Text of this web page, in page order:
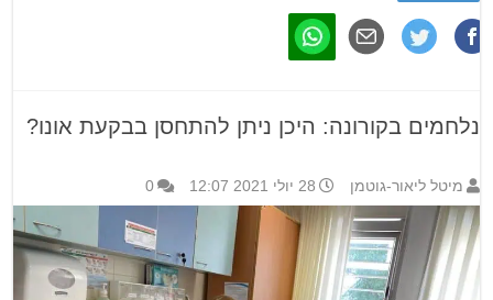
נלחמים בקורונה: היכן ניתן להתחסן בבקעת אונו?
מיטל ליאור-גוטמן 28 יולי 2021 12:07 0